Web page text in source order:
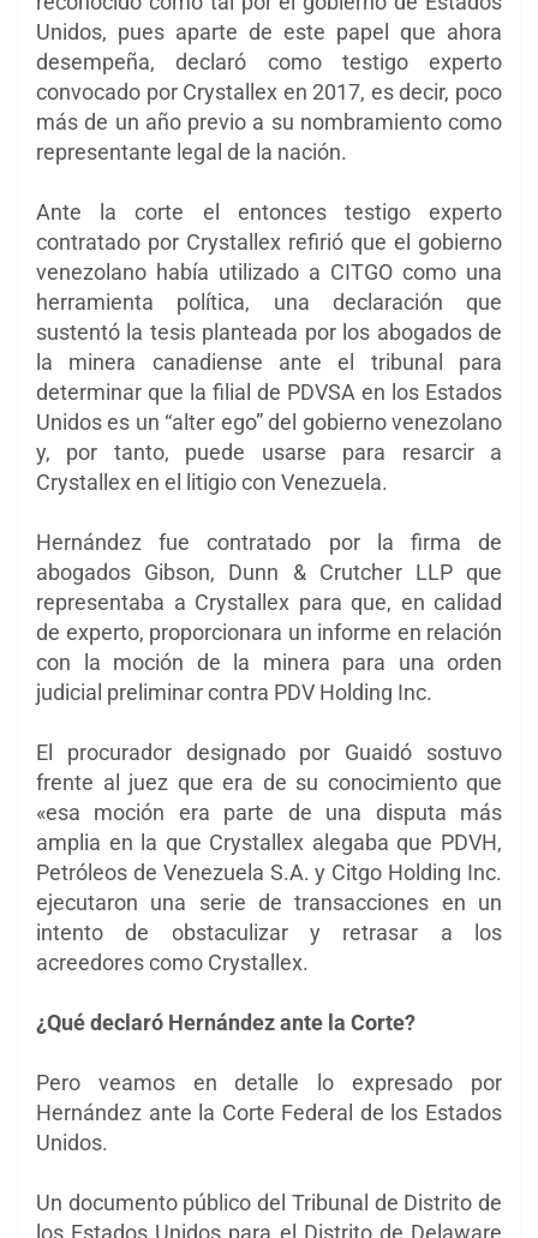
Unidos, pues aparte de este papel que ahora
desempeña, declaró como testigo experto
convocado por Crystallex en 2017, es decir, poco
más de un año previo a su nombramiento como
representante legal de la nación.
Ante la corte el entonces testigo experto
contratado por Crystallex refirió que el gobierno
venezolano había utilizado a CITGO como una
herramienta política, una declaración que
sustentó la tesis planteada por los abogados de
la minera canadiense ante el tribunal para
determinar que la filial de PDVSA en los Estados
Unidos es un “alter ego” del gobierno venezolano
y, por tanto, puede usarse para resarcir a
Crystallex en el litigio con Venezuela.
Hernández fue contratado por la firma de
abogados Gibson, Dunn & Crutcher LLP que
representaba a Crystallex para que, en calidad
de experto, proporcionara un informe en relación
con la moción de la minera para una orden
judicial preliminar contra PDV Holding Inc.
El procurador designado por Guaidó sostuvo
frente al juez que era de su conocimiento que
«esa moción era parte de una disputa más
amplia en la que Crystallex alegaba que PDVH,
Petróleos de Venezuela S.A. y Citgo Holding Inc.
ejecutaron una serie de transacciones en un
intento de obstaculizar y retrasar a los
acreedores como Crystallex.
¿Qué declaró Hernández ante la Corte?
Pero veamos en detalle lo expresado por
Hernández ante la Corte Federal de los Estados
Unidos.
Un documento público del Tribunal de Distrito de
los Estados Unidos para el Distrito de Delaware